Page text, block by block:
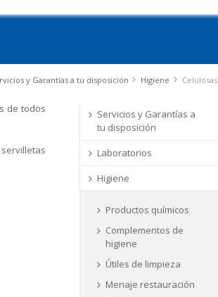
y Garantías a tu disposición Higiene Celulosas
de todos
Servicios y Garantías a
tu disposición
Laboratorios
Higiene
Productos químicos
Complementos de
higiene
Útiles de limpieza
Menaje restauración